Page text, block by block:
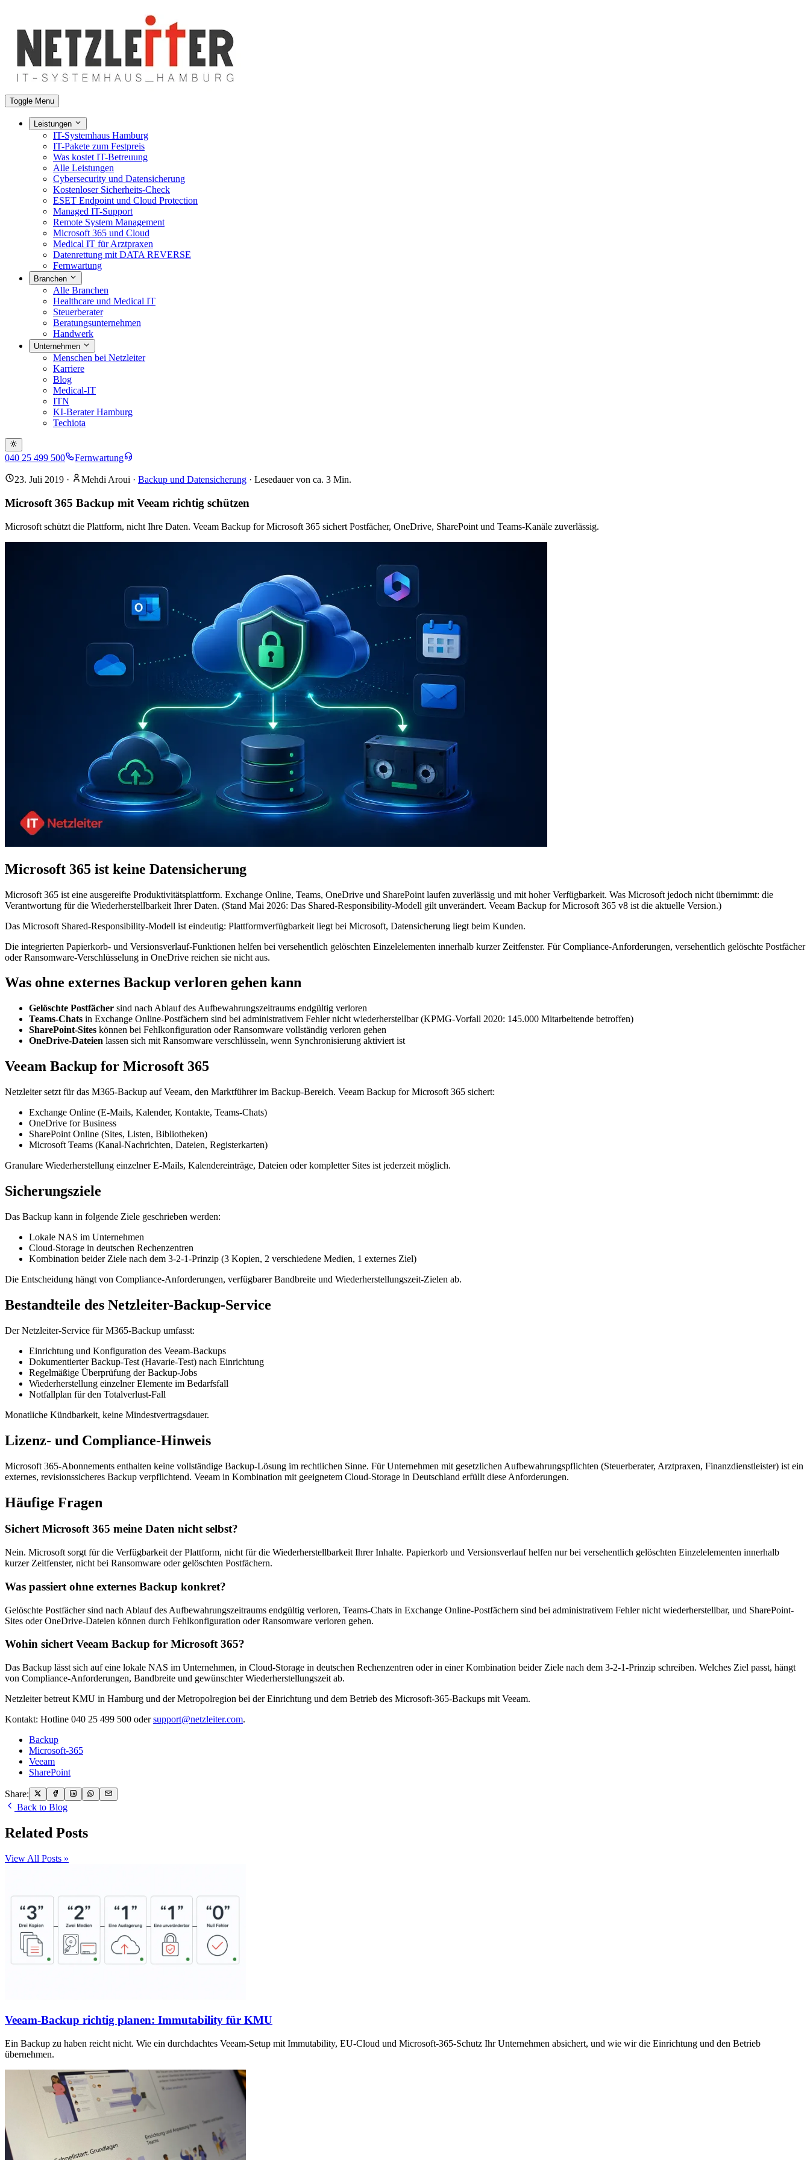
Toggle Menu
Leistungen
IT-Systemhaus Hamburg
IT-Pakete zum Festpreis
Was kostet IT-Betreuung
Alle Leistungen
Cybersecurity und Datensicherung
Kostenloser Sicherheits-Check
ESET Endpoint und Cloud Protection
Managed IT-Support
Remote System Management
Microsoft 365 und Cloud
Medical IT für Arztpraxen
Datenrettung mit DATA REVERSE
Fernwartung
Branchen
Alle Branchen
Healthcare und Medical IT
Steuerberater
Beratungsunternehmen
Handwerk
Unternehmen
Menschen bei Netzleiter
Karriere
Blog
Medical-IT
ITN
KI-Berater Hamburg
Techiota
040 25 499 500 Fernwartung
23. Juli 2019 · Mehdi Aroui · Backup und Datensicherung · Lesedauer von ca. 3 Min.
Microsoft 365 Backup mit Veeam richtig schützen
Microsoft schützt die Plattform, nicht Ihre Daten. Veeam Backup for Microsoft 365 sichert Postfächer, OneDrive, SharePoint und Teams-Kanäle zuverlässig.
Microsoft 365 ist keine Datensicherung
Microsoft 365 ist eine ausgereifte Produktivitätsplattform. Exchange Online, Teams, OneDrive und SharePoint laufen zuverlässig und mit hoher Verfügbarkeit. Was Microsoft jedoch nicht übernimmt: die
Verantwortung für die Wiederherstellbarkeit Ihrer Daten. (Stand Mai 2026: Das Shared-Responsibility-Modell gilt unverändert. Veeam Backup for Microsoft 365 v8 ist die aktuelle Version.)
Das Microsoft Shared-Responsibility-Modell ist eindeutig: Plattformverfügbarkeit liegt bei Microsoft, Datensicherung liegt beim Kunden.
Die integrierten Papierkorb- und Versionsverlauf-Funktionen helfen bei versehentlich gelöschten Einzelelementen innerhalb kurzer Zeitfenster. Für Compliance-Anforderungen, versehentlich gelöschte Postfächer
oder Ransomware-Verschlüsselung in OneDrive reichen sie nicht aus.
Was ohne externes Backup verloren gehen kann
Gelöschte Postfächer sind nach Ablauf des Aufbewahrungszeitraums endgültig verloren
Teams-Chats in Exchange Online-Postfächern sind bei administrativem Fehler nicht wiederherstellbar (KPMG-Vorfall 2020: 145.000 Mitarbeitende betroffen)
SharePoint-Sites können bei Fehlkonfiguration oder Ransomware vollständig verloren gehen
OneDrive-Dateien lassen sich mit Ransomware verschlüsseln, wenn Synchronisierung aktiviert ist
Veeam Backup for Microsoft 365
Netzleiter setzt für das M365-Backup auf Veeam, den Marktführer im Backup-Bereich. Veeam Backup for Microsoft 365 sichert:
Exchange Online (E-Mails, Kalender, Kontakte, Teams-Chats)
OneDrive for Business
SharePoint Online (Sites, Listen, Bibliotheken)
Microsoft Teams (Kanal-Nachrichten, Dateien, Registerkarten)
Granulare Wiederherstellung einzelner E-Mails, Kalendereinträge, Dateien oder kompletter Sites ist jederzeit möglich.
Sicherungsziele
Das Backup kann in folgende Ziele geschrieben werden:
Lokale NAS im Unternehmen
Cloud-Storage in deutschen Rechenzentren
Kombination beider Ziele nach dem 3-2-1-Prinzip (3 Kopien, 2 verschiedene Medien, 1 externes Ziel)
Die Entscheidung hängt von Compliance-Anforderungen, verfügbarer Bandbreite und Wiederherstellungszeit-Zielen ab.
Bestandteile des Netzleiter-Backup-Service
Der Netzleiter-Service für M365-Backup umfasst:
Einrichtung und Konfiguration des Veeam-Backups
Dokumentierter Backup-Test (Havarie-Test) nach Einrichtung
Regelmäßige Überprüfung der Backup-Jobs
Wiederherstellung einzelner Elemente im Bedarfsfall
Notfallplan für den Totalverlust-Fall
Monatliche Kündbarkeit, keine Mindestvertragsdauer.
Lizenz- und Compliance-Hinweis
Microsoft 365-Abonnements enthalten keine vollständige Backup-Lösung im rechtlichen Sinne. Für Unternehmen mit gesetzlichen Aufbewahrungspflichten (Steuerberater, Arztpraxen, Finanzdienstleister) ist ein
externes, revisionssicheres Backup verpflichtend. Veeam in Kombination mit geeignetem Cloud-Storage in Deutschland erfüllt diese Anforderungen.
Häufige Fragen
Sichert Microsoft 365 meine Daten nicht selbst?
Nein. Microsoft sorgt für die Verfügbarkeit der Plattform, nicht für die Wiederherstellbarkeit Ihrer Inhalte. Papierkorb und Versionsverlauf helfen nur bei versehentlich gelöschten Einzelelementen innerhalb
kurzer Zeitfenster, nicht bei Ransomware oder gelöschten Postfächern.
Was passiert ohne externes Backup konkret?
Gelöschte Postfächer sind nach Ablauf des Aufbewahrungszeitraums endgültig verloren, Teams-Chats in Exchange Online-Postfächern sind bei administrativem Fehler nicht wiederherstellbar, und SharePoint-
Sites oder OneDrive-Dateien können durch Fehlkonfiguration oder Ransomware verloren gehen.
Wohin sichert Veeam Backup for Microsoft 365?
Das Backup lässt sich auf eine lokale NAS im Unternehmen, in Cloud-Storage in deutschen Rechenzentren oder in einer Kombination beider Ziele nach dem 3-2-1-Prinzip schreiben. Welches Ziel passt, hängt
von Compliance-Anforderungen, Bandbreite und gewünschter Wiederherstellungszeit ab.
Netzleiter betreut KMU in Hamburg und der Metropolregion bei der Einrichtung und dem Betrieb des Microsoft-365-Backups mit Veeam.
Kontakt: Hotline 040 25 499 500 odersupport@netzleiter.com.
Backup
Microsoft-365
Veeam
SharePoint
Share:
Back to Blog
Related Posts
View All Posts »
Veeam-Backup richtig planen: Immutability für KMU
Ein Backup zu haben reicht nicht. Wie ein durchdachtes Veeam-Setup mit Immutability, EU-Cloud und Microsoft-365-Schutz Ihr Unternehmen absichert, und wie wir die Einrichtung und den Betrieb
übernehmen.